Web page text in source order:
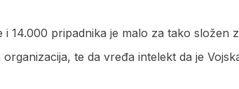
14.000 pripadnika je malo za tako složen
te da vređa intelekt da je